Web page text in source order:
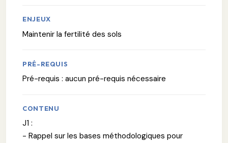
ENJEUX
Maintenir la fertilité des sols
PRÉ-REQUIS
Pré-requis : aucun pré-requis nécessaire
CONTENU
J1 :
- Rappel sur les bases méthodologiques pour